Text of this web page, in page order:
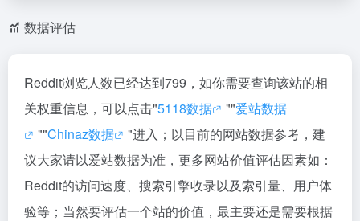
数据评估
Reddit浏览人数已经达到799，如你需要查询该站的相
关权重信息，可以点击"5118数据 ""爱站数据
""Chinaz数据
"进入；以目前的网站数据参考，建
议大家请以爱站数据为准，更多网站价值评估因素如：
Reddit的访问速度、搜索引擎收录以及索引量、用户体
验等；当然要评估一个站的价值，最主要还是需要根据